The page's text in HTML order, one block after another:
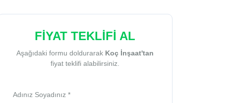
FİYAT TEKLİFİ AL
Aşağıdaki formu doldurarak Koç İnşaat'tan
fiyat teklifi alabilirsiniz.
Adınız Soyadınız *